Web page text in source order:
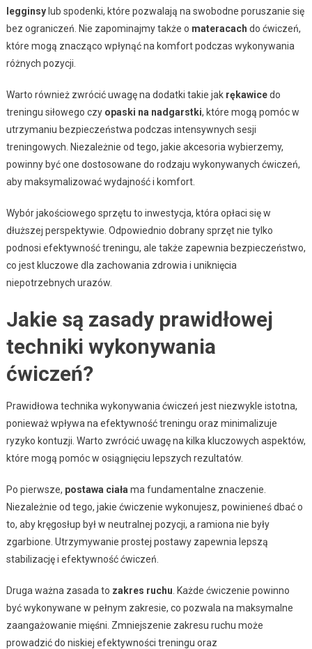
legginsylub spodenki, które pozwalają na swobodne poruszanie się
bez ograniczeń. Nie zapominajmy także o materacach do ćwiczeń,
które mogą znacząco wpłynąć na komfort podczas wykonywania
różnych pozycji.
Warto również zwrócić uwagę na dodatki takie jak rękawicedo
treningu siłowego czy opaski na nadgarstki, które mogą pomóc w
utrzymaniu bezpieczeństwa podczas intensywnych sesji
treningowych. Niezależnie od tego, jakie akcesoria wybierzemy,
powinny być one dostosowane do rodzaju wykonywanych ćwiczeń,
aby maksymalizować wydajność i komfort.
Wybór jakościowego sprzętu to inwestycja, która opłaci się w
dłuższej perspektywie. Odpowiednio dobrany sprzęt nie tylko
podnosi efektywność treningu, ale także zapewnia bezpieczeństwo,
co jest kluczowe dla zachowania zdrowia i uniknięcia
niepotrzebnych urazów.
Jakie są zasady prawidłowej
techniki wykonywania
ćwiczeń?
Prawidłowa technika wykonywania ćwiczeń jest niezwykle istotna,
ponieważ wpływa na efektywność treningu oraz minimalizuje
ryzyko kontuzji. Warto zwrócić uwagę na kilka kluczowych aspektów,
które mogą pomóc w osiągnięciu lepszych rezultatów.
Po pierwsze, postawa ciała ma fundamentalne znaczenie.
Niezależnie od tego, jakie ćwiczenie wykonujesz, powinieneś dbać o
to, aby kręgosłup był w neutralnej pozycji, a ramiona nie były
zgarbione. Utrzymywanie prostej postawy zapewnia lepszą
stabilizację i efektywność ćwiczeń.
Druga ważna zasada to zakres ruchu . Każde ćwiczenie powinno
być wykonywane w pełnym zakresie, co pozwala na maksymalne
zaangażowanie mięśni. Zmniejszenie zakresu ruchu może
prowadzić do niskiej efektywności treningu oraz